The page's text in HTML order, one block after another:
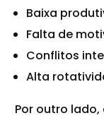
Baixa
Falta de
Conflitos
Alta
Por outro